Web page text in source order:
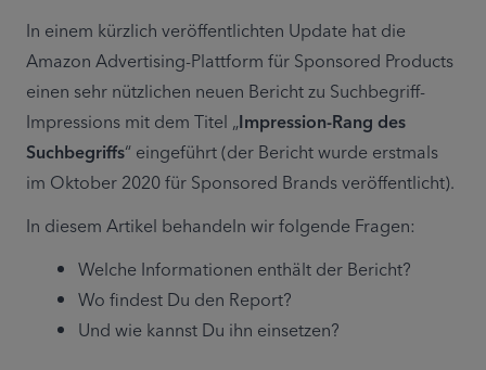
In einem kürzlich veröffentlichten Update hat die
Amazon Advertising-Plattform für Sponsored Products
einen sehr nützlichen neuen Bericht zu Suchbegriff-
Impressions mit dem Titel „Impression-Rang des
Suchbegriffs“ eingeführt (der Bericht wurde erstmals
im Oktober 2020 für Sponsored Brands veröffentlicht).
In diesem Artikel behandeln wir folgende Fragen:
Welche Informationen enthält der Bericht?
Wo findest Du den Report?
Und wie kannst Du ihn einsetzen?